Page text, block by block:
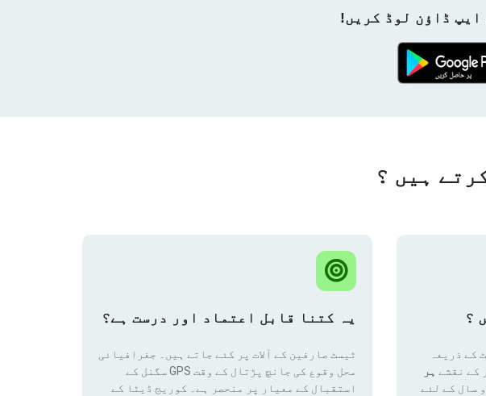
؟
کے ذریعہ
کے نقشے ہر
سال کے لئے
یہ کتنا قابل اعتماد اور درست ہے؟
ٹیسٹ صارفین کے آلات پر کئے جاتے ہیں۔ جغرافیائی
محل وقوع کی جانچ پڑتال کے وقت GPS سگنل کے
استقبال کے معیار پر منحصر ہے۔ کوریج ڈیٹا کے